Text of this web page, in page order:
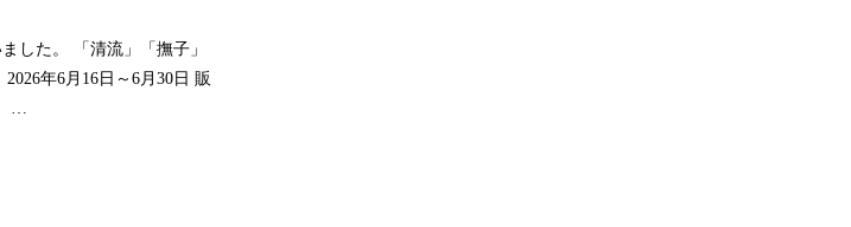
した。 「清流」「撫子」
年6月16日～6月30日 販
…